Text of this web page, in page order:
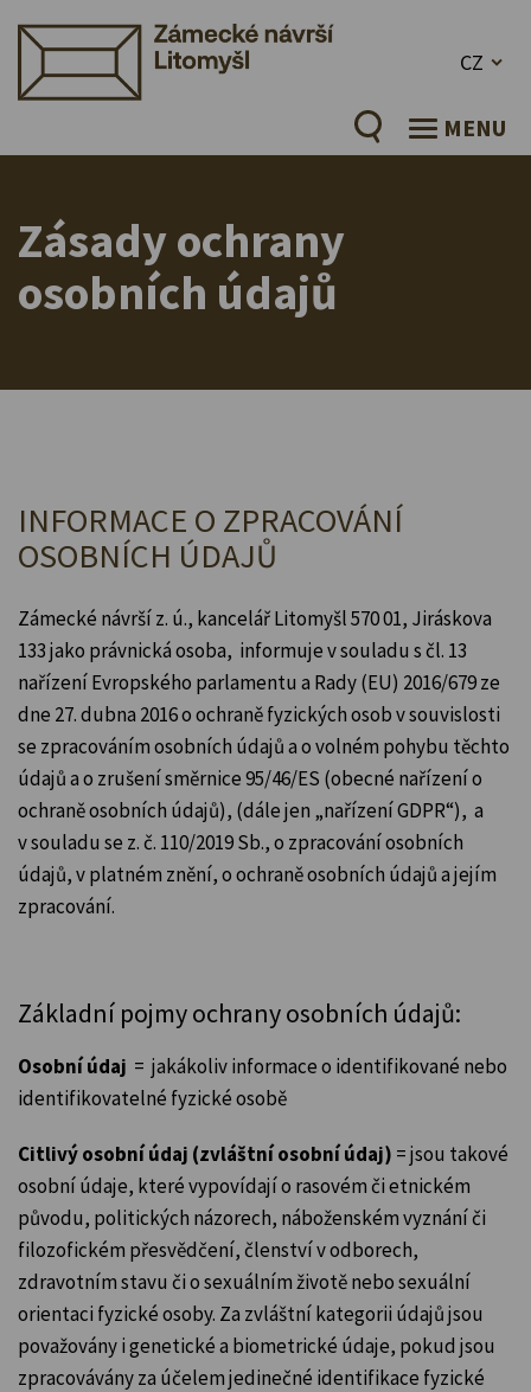
CZ
MENU
Zásady ochrany
osobních údajů
INFORMACE O ZPRACOVÁNÍ
OSOBNÍCH ÚDAJŮ
Zámecké návrší z. ú., kancelář Litomyšl 570 01, Jiráskova
133 jako právnická osoba, informuje v souladu s čl. 13
nařízení Evropského parlamentu a Rady (EU) 2016/679 ze
dne 27. dubna 2016 o ochraně fyzických osob v souvislosti
se zpracováním osobních údajů a o volném pohybu těchto
údajů a o zrušení směrnice 95/46/ES (obecné nařízení o
ochraně osobních údajů), (dále jen „nařízení GDPR“), a
v souladu se z. č. 110/2019 Sb., o zpracování osobních
údajů, v platném znění, o ochraně osobních údajů a jejím
zpracování.
Základní pojmy ochrany osobních údajů:
Osobní údaj = jakákoliv informace o identifikované nebo
identifikovatelné fyzické osobě
Citlivý osobní údaj (zvláštní osobní údaj) = jsou takové
osobní údaje, které vypovídají o rasovém či etnickém
původu, politických názorech, náboženském vyznání či
filozofickém přesvědčení, členství v odborech,
zdravotním stavu či o sexuálním životě nebo sexuální
orientaci fyzické osoby. Za zvláštní kategorii údajů jsou
považovány i genetické a biometrické údaje, pokud jsou
zpracovávány za účelem jedinečné identifikace fyzické